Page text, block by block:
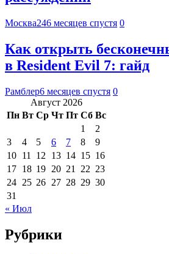
Москва246 месяцев спустя 0
Как открыть
в Resident Evil 7: гайд
Рамблер6 месяцев спустя 0
Август 2026
Пн Вт Ср Чт Пт Сб Вс
1
2
3
4 5 6 7 8
9
10 11 12 13 14 15 16
17 18 19 20 21 22 23
24 25 26 27 28 29 30
31
« Июл
Рубрики